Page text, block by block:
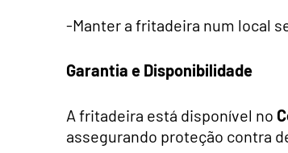
-Manter a fritadeira num local
Garantia e Disponibilidade
A fritadeira está disponível no
assegurando proteção contra